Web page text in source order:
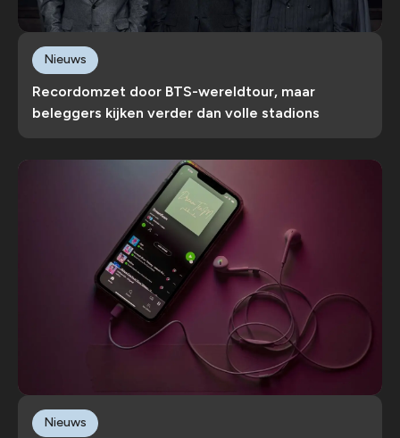
Recordomzet door BTS-wereldtour, maar
beleggers kijken verder dan volle stadions
Nieuws
Nieuws